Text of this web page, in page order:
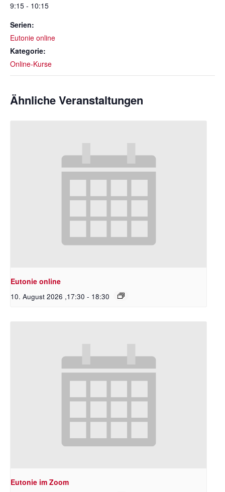
9:15 - 10:15
Serien:
Eutonie online
Kategorie:
Online-Kurse
Ähnliche Veranstaltungen
Eutonie online
10. August 2026 ,17:30 - 18:30
Eutonie im Zoom